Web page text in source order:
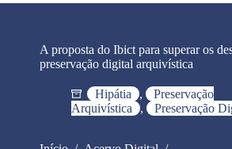
A proposta do Ibict para superar os
preservação digital arquivística
Hipátia ,
Preservação
Arquivística
, Preservação